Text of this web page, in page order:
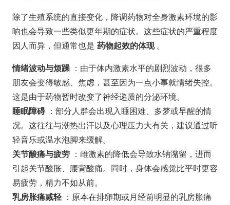
除了生殖系统的直接变化，降调药物对全身激素环境的影
响也会导致一些类似更年期的症状。这些症状的严重程度
因人而异，但通常也是 药物起效的体现 。
情绪波动与烦躁 ：由于体内激素水平的剧烈波动，很多
朋友会变得敏感、焦虑，甚至因为一点小事就情绪失控。
这是由于药物暂时改变了神经递质的分泌环境。
睡眠障碍 ：部分人群会出现入睡困难、多梦或早醒的情
况。这往往与潮热出汗以及心理压力大有关，建议通过听
轻音乐或温水泡脚来缓解。
关节酸痛与疲劳 ：雌激素的降低会导致水钠潴留，进而
引起关节酸胀、腰背酸痛。同时，身体会感觉比平时更容
易疲劳，精力不如从前。
乳房胀痛减轻 ：原本在排卵期或月经前明显的乳房胀痛